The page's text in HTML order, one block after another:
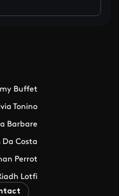
! fait sa rentrée' sur Facebook
la raconte ! fait sa rentrée' sur X
se la raconte ! fait sa rentrée' sur
Buffet
Tonino
Barbare
Da Costa
Perrot
Lotfi